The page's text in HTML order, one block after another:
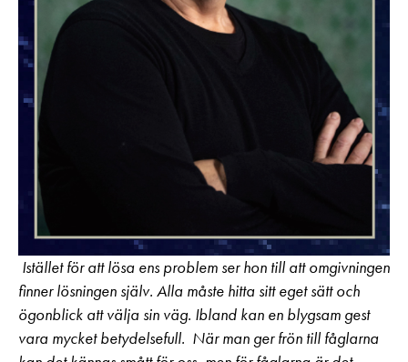
Istället för att lösa ens problem ser hon till att omgivningen
finner lösningen själv. Alla måste hitta sitt eget sätt och
ögonblick att välja sin väg. Ibland kan en blygsam gest
vara mycket betydelsefull. När man ger frön till fåglarna